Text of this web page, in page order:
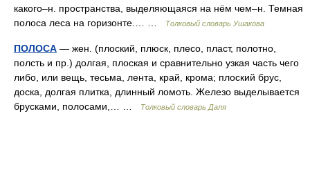
какого–н. пространства, выделяющаяся на нём чем–н. Темная
полоса леса на горизонте.… …
Толковый словарь Ушакова
ПОЛОСА — жен. (плоский, плюск, плесо, пласт, полотно,
полсть и пр.) долгая, плоская и сравнительно узкая часть чего
либо, или вещь, тесьма, лента, край, крома; плоский брус,
доска, долгая плитка, длинный ломоть. Железо выделывается
брусками, полосами,… …
Толковый словарь Даля